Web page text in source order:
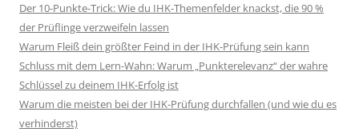
Der 10-Punkte-Trick: Wie du IHK-Themenfelder knackst, die 90 %
der Prüflinge verzweifeln lassen
Warum Fleiß dein größter Feind in der IHK-Prüfung sein kann
Schluss mit dem Lern-Wahn: Warum „Punkterelevanz“ der wahre
Schlüssel zu deinem IHK-Erfolg ist
Warum die meisten bei der IHK-Prüfung durchfallen (und wie du es
verhinderst)